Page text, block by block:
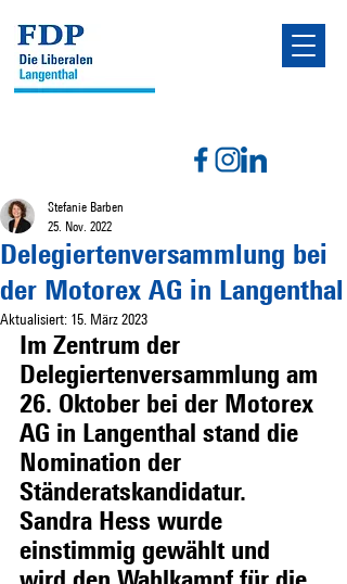
Delegiertenversammlung bei
der Motorex AG in Langenthal
Stefanie Barben
25. Nov. 2022
Aktualisiert: 15. März 2023
Im Zentrum der
Delegiertenversammlung am
26. Oktober bei der Motorex
AG in Langenthal stand die
Nomination der
Ständeratskandidatur.
Sandra Hess wurde
einstimmig gewählt und